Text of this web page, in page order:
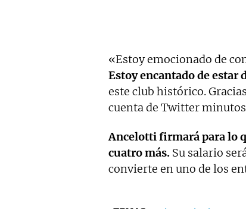
«Estoy emocionado de
Estoy encantado de estar
este club histórico.
cuenta de Twitter
Ancelotti firmará para lo
cuatro más. Su salario
convierte en uno de los